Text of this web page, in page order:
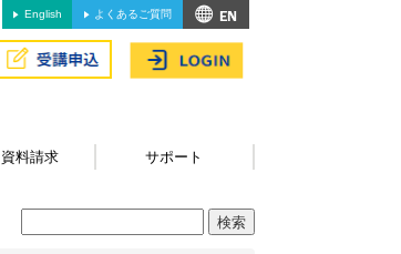
English よくあるご質問
資料請求 サポート